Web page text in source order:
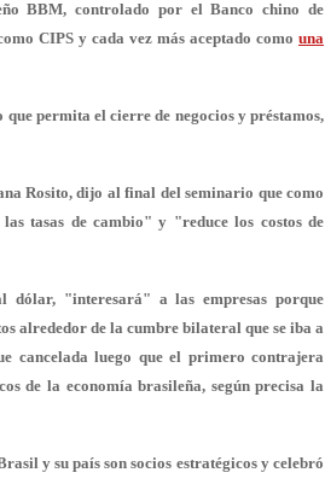
BBM, controlado por el Banco chino de
CIPS y cada vez más aceptado como una
permita el cierre de negocios y préstamos,
Rosito, dijo al final del seminario que como
tasas de cambio" y "reduce los costos de
dólar, "interesará" a las empresas porque
alrededor de la cumbre bilateral que se iba a
luego que el primero contrajera
de la economía brasileña, según precisa la
y su país son socios estratégicos y celebró